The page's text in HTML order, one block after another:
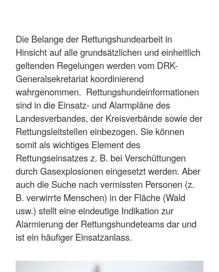
Die Belange der Rettungshundearbeit in
Hinsicht auf alle grundsätzlichen und einheitlich
geltenden Regelungen werden vom DRK-
Generalsekretariat koordinierend
wahrgenommen. Rettungshundeinformationen
sind in die Einsatz- und Alarmpläne des
Landesverbandes, der Kreisverbände sowie der
Rettungsleitstellen einbezogen. Sie können
somit als wichtiges Element des
Rettungseinsatzes z. B. bei Verschüttungen
durch Gasexplosionen eingesetzt werden. Aber
auch die Suche nach vermissten Personen (z.
B. verwirrte Menschen) in der Fläche (Wald
usw.) stellt eine eindeutige Indikation zur
Alarmierung der Rettungshundeteams dar und
ist ein häufiger Einsatzanlass.